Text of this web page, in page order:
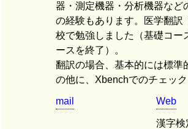
器・測定機器・分析機器など
の経験もあります。医学翻訳
校で勉強しました（基礎コー
ースを終了）。
翻訳の場合、基本的には標準
の他に、Xbenchでのチェッ
mail Web
漢字検